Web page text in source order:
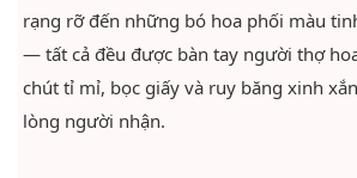
rạng rỡ đến những bó hoa phối màu
— tất cả đều được bàn tay người thợ
chút tỉ mỉ, bọc giấy và ruy băng xinh
lòng người nhận.